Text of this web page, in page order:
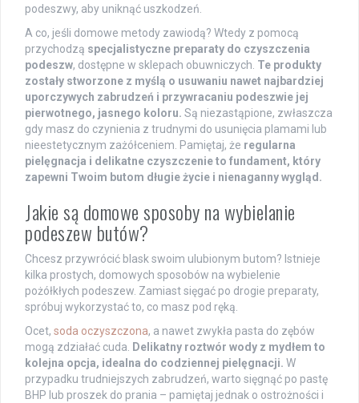
podeszwy, aby uniknąć uszkodzeń.
A co, jeśli domowe metody zawiodą? Wtedy z pomocą
przychodzą specjalistyczne preparaty do czyszczenia
podeszw, dostępne w sklepach obuwniczych. Te produkty
zostały stworzone z myślą o usuwaniu nawet najbardziej
uporczywych zabrudzeń i przywracaniu podeszwie jej
pierwotnego, jasnego koloru. Są niezastąpione, zwłaszcza
gdy masz do czynienia z trudnymi do usunięcia plamami lub
nieestetycznym zażółceniem. Pamiętaj, że regularna
pielęgnacja i delikatne czyszczenie to fundament, który
zapewni Twoim butom długie życie i nienaganny wygląd.
Jakie są domowe sposoby na wybielanie
podeszew butów?
Chcesz przywrócić blask swoim ulubionym butom? Istnieje
kilka prostych, domowych sposobów na wybielenie
pożółkłych podeszew. Zamiast sięgać po drogie preparaty,
spróbuj wykorzystać to, co masz pod ręką.
Ocet, soda oczyszczona, a nawet zwykła pasta do zębów
mogą zdziałać cuda.
Delikatny roztwór wody z mydłem to
kolejna opcja, idealna do codziennej pielęgnacji. W
przypadku trudniejszych zabrudzeń, warto sięgnąć po pastę
BHP lub proszek do prania – pamiętaj jednak o ostrożności i